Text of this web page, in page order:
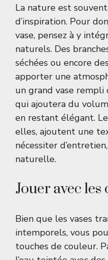
La nature est
d’inspiration. Pour
vase, pensez à y
naturels. Des
séchées ou encore
apporter une
un grand vase rempli
qui ajoutera du
en restant élégant.
elles, ajoutent une
nécessiter
naturelle.
Jouer avec les
Bien que les vases
intemporels, vous
touches de couleur.